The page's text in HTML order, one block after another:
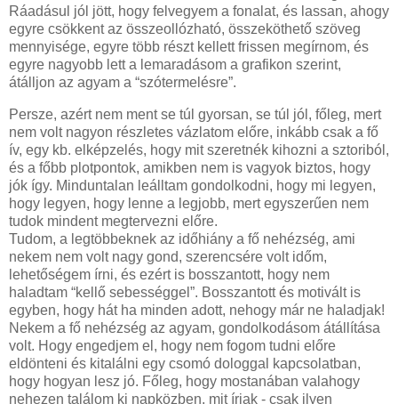
Ráadásul jól jött, hogy felvegyem a fonalat, és lassan, ahogy
egyre csökkent az összeollózható, összeköthető szöveg
mennyisége, egyre több részt kellett frissen megírnom, és
egyre nagyobb lett a lemaradásom a grafikon szerint,
átálljon az agyam a “szótermelésre”.
Persze, azért nem ment se túl gyorsan, se túl jól, főleg, mert
nem volt nagyon részletes vázlatom előre, inkább csak a fő
ív, egy kb. elképzelés, hogy mit szeretnék kihozni a sztoriból,
és a főbb plotpontok, amikben nem is vagyok biztos, hogy
jók így. Minduntalan leálltam gondolkodni, hogy mi legyen,
hogy legyen, hogy lenne a legjobb, mert egyszerűen nem
tudok mindent megtervezni előre.
Tudom, a legtöbbeknek az időhiány a fő nehézség, ami
nekem nem volt nagy gond, szerencsére volt időm,
lehetőségem írni, és ezért is bosszantott, hogy nem
haladtam “kellő sebességgel”. Bosszantott és motivált is
egyben, hogy hát ha minden adott, nehogy már ne haladjak!
Nekem a fő nehézség az agyam, gondolkodásom átállítása
volt. Hogy engedjem el, hogy nem fogom tudni előre
eldönteni és kitalálni egy csomó dologgal kapcsolatban,
hogy hogyan lesz jó. Főleg, hogy mostanában valahogy
nehezen találom ki napközben, mit írjak - csak ilyen